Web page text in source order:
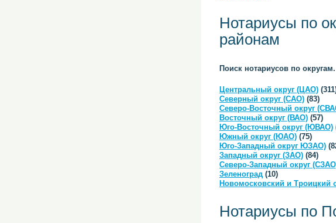
Нотариусы по
районам
Поиск нотариусов по округам.
Центральный округ (ЦАО)
Северный округ (САО) (83)
Северо-Восточный округ
Восточный округ (ВАО) (57)
Юго-Восточный округ (ЮВАО)
Южный округ (ЮАО) (75)
Юго-Западный округ ЮЗАО)
Западный округ (ЗАО) (84)
Северо-Западный округ
Зеленоград (10)
Новомосковский и Троицкий
Нотариусы по